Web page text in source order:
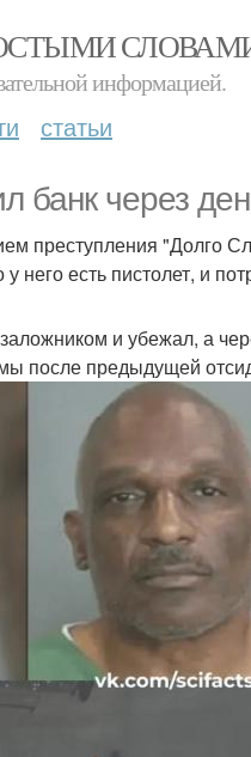
информацией.
статьи
банк через
преступления "Долго
него есть пистолет, и
и убежал, а
после предыдущей